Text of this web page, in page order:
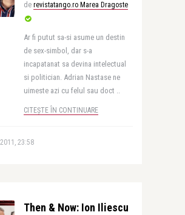
de revistatango.ro Marea Dragoste
Ar fi putut sa-si asume un destin
de sex-simbol, dar s-a
incapatanat sa devina intelectual
si politician. Adrian Nastase ne
uimeste azi cu felul sau doct ..
CITEȘTE ÎN CONTINUARE
23:58
Then & Now: Ion Iliescu